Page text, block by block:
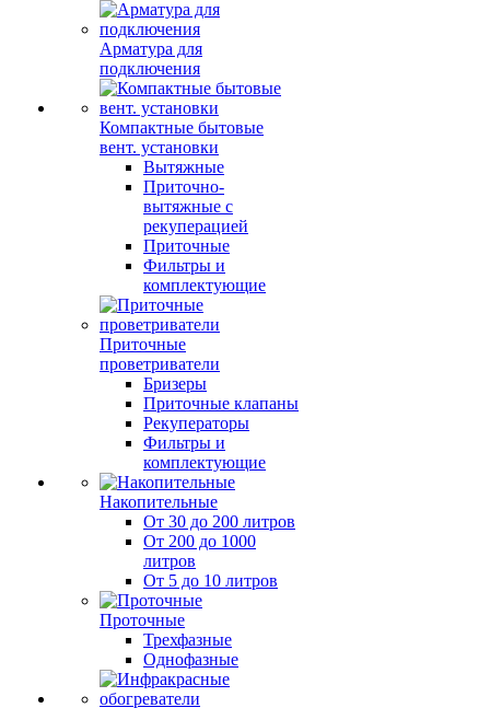
Арматура для
подключения
Компактные бытовые
вент. установки
Вытяжные
Приточно-
вытяжные с
рекуперацией
Приточные
Фильтры и
комплектующие
Приточные
проветриватели
Бризеры
Приточные клапаны
Рекуператоры
Фильтры и
комплектующие
Накопительные
От 30 до 200 литров
От 200 до 1000
литров
От 5 до 10 литров
Проточные
Трехфазные
Однофазные